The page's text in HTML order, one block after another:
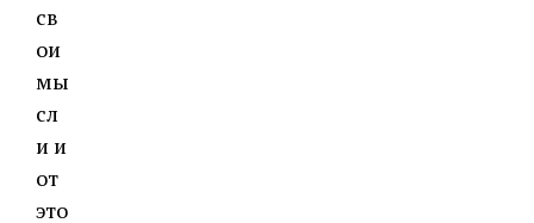
св
ои
мы
сл
и и
от
это